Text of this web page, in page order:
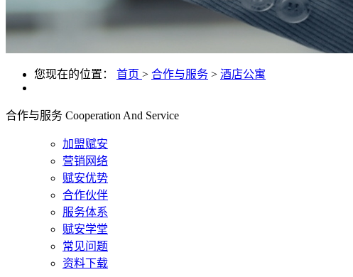
您现在的位置： 首页 > 合作与服务 > 酒店公寓
合作与服务 Cooperation And Service
加盟赋安
营销网络
赋安优势
合作伙伴
服务体系
赋安学堂
常见问题
资料下载